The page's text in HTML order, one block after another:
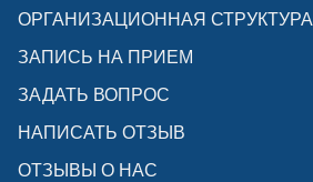
ОРГАНИЗАЦИОННАЯ СТРУКТУРА
ЗАПИСЬ НА ПРИЕМ
ЗАДАТЬ ВОПРОС
НАПИСАТЬ ОТЗЫВ
ОТЗЫВЫ О НАС